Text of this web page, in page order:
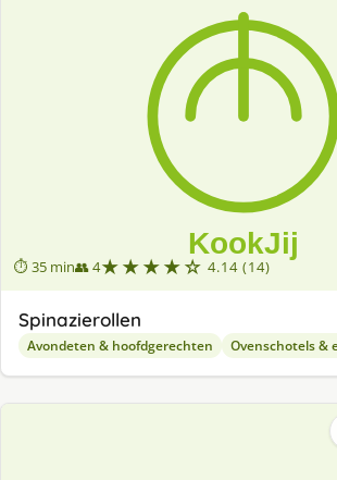
⏱ 35 min👥 4★★★★☆ 4.14 (14)
Spinazierollen
Avondeten & hoofdgerechten Ovenschotels &